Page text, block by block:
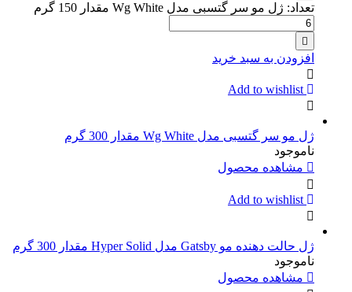
تعداد: ژل مو سر گتسبی مدل Wg White مقدار 150 گرم
افزودن به سبد خرید
Add to wishlist
ژل مو سر گتسبی مدل Wg White مقدار 300 گرم
ناموجود
مشاهده محصول
Add to wishlist
ژل حالت دهنده مو Gatsby مدل Hyper Solid مقدار 300 گرم
ناموجود
مشاهده محصول